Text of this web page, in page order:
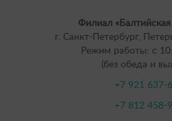
Филиал
г. Санкт-Петербург,
Режим работы: с
(без обеда и
+7 921 637-
+7 812 458-